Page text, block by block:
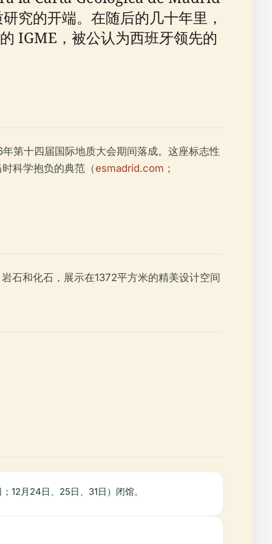
究的开端。在随后的几十年里，
IGME，被公认为西班牙领先的
第十四届国际地质大会期间落成。这座标志性
科学抱负的典范（esmadrid.com ；
石和化石，展示在1372平方米的精美设计空间
12月24日、25日、31日）闭馆。